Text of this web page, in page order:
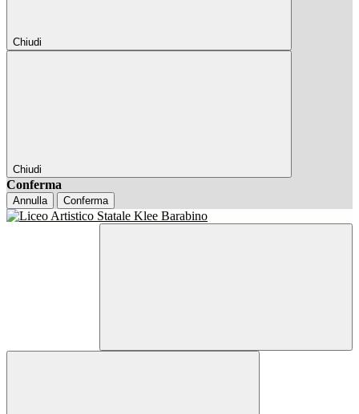
Chiudi
Chiudi
Conferma
Annulla Conferma